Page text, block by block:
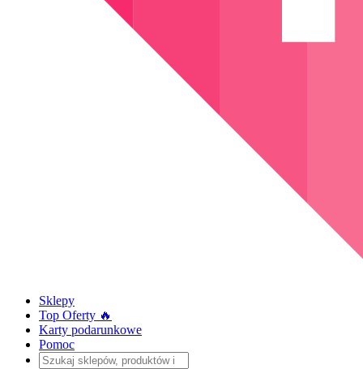
Sklepy
Top Oferty 🔥
Karty podarunkowe
Pomoc
Szukaj